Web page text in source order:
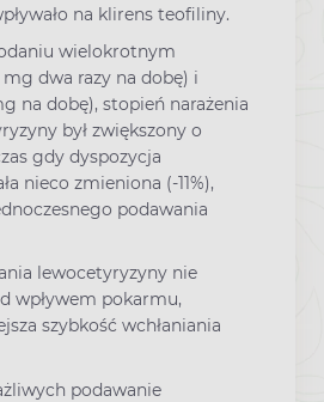
na klirens teofiliny.
wielokrotnym
dwa razy na dobę) i
na dobę), stopień narażenia
był zwiększony o
gdy dyspozycja
nieco zmieniona (-11%),
podawania
lewocetyryzyny nie
wpływem pokarmu,
szybkość wchłaniania
podawanie